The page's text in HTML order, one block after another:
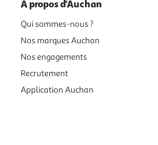
À propos d'Auchan
Qui sommes-nous ?
Nos marques Auchan
Nos engagements
Recrutement
Application Auchan